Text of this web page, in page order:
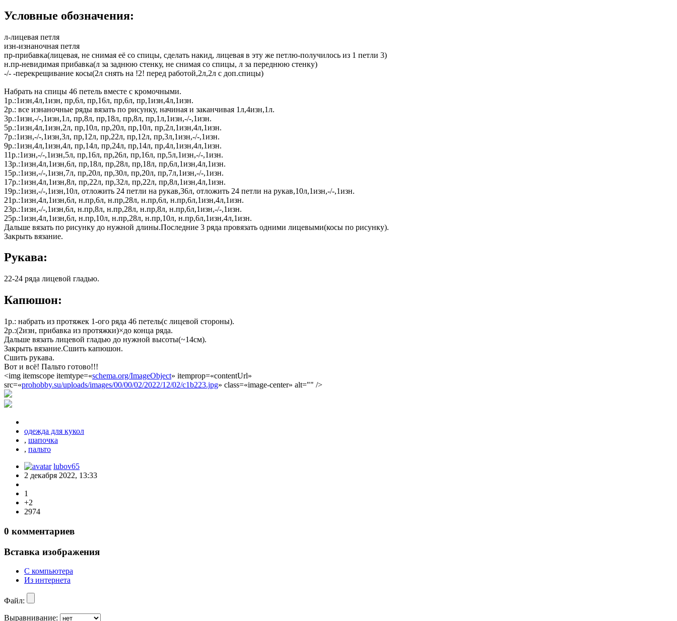
Условные обозначения:
л-лицевая петля
изн-изнаночная петля
пр-прибавка(лицевая, не снимая её со спицы, сделать накид, лицевая в эту же петлю-получилось из 1 петли 3)
н.пр-невидимая прибавка(л за заднюю стенку, не снимая со спицы, л за переднюю стенку)
-/- -перекрещивание косы(2л снять на !2! перед работой,2л,2л с доп.спицы)
Набрать на спицы 46 петель вместе с кромочными.
1р.:1изн,4л,1изн, пр,6л, пр,16л, пр,6л, пр,1изн,4л,1изн.
2р.: все изнаночные ряды вязать по рисунку, начиная и заканчивая 1л,4изн,1л.
3р.:1изн,-/-,1изн,1л, пр,8л, пр,18л, пр,8л, пр,1л,1изн,-/-,1изн.
5р.:1изн,4л,1изн,2л, пр,10л, пр,20л, пр,10л, пр,2л,1изн,4л,1изн.
7р.:1изн,-/-,1изн,3л, пр,12л, пр,22л, пр,12л, пр,3л,1изн,-/-,1изн.
9р.:1изн,4л,1изн,4л, пр,14л, пр,24л, пр,14л, пр,4л,1изн,4л,1изн.
11р.:1изн,-/-,1изн,5л, пр,16л, пр,26л, пр,16л, пр,5л,1изн,-/-,1изн.
13р.:1изн,4л,1изн,6л, пр,18л, пр,28л, пр,18л, пр,6л,1изн,4л,1изн.
15р.:1изн,-/-,1изн,7л, пр,20л, пр,30л, пр,20л, пр,7л,1изн,-/-,1изн.
17р.:1изн,4л,1изн,8л, пр,22л, пр,32л, пр,22л, пр,8л,1изн,4л,1изн.
19р.:1изн,-/-,1изн,10л, отложить 24 петли на рукав,36л, отложить 24 петли на рукав,10л,1изн,-/-,1изн.
21р.:1изн,4л,1изн,6л, н.пр,6л, н.пр,28л, н.пр,6л, н.пр,6л,1изн,4л,1изн.
23р.:1изн,-/-,1изн,6л, н.пр,8л, н.пр,28л, н.пр,8л, н.пр,6л,1изн,-/-,1изн.
25р.:1изн,4л,1изн,6л, н.пр,10л, н.пр,28л, н.пр,10л, н.пр,6л,1изн,4л,1изн.
Дальше вязать по рисунку до нужной длины.Последние 3 ряда провязать одними лицевыми(косы по рисунку).
Закрыть вязание.
Рукава:
22-24 ряда лицевой гладью.
Капюшон:
1р.: набрать из протяжек 1-ого ряда 46 петель(с лицевой стороны).
2р.:(2изн, прибавка из протяжки)×до конца ряда.
Дальше вязать лицевой гладью до нужной высоты(~14см).
Закрыть вязание.Сшить капюшон.
Сшить рукава.
Вот и всё! Пальто готово!!!
<img itemscope itemtype=«schema.org/ImageObject» itemprop=«contentUrl»
src=«prohobby.su/uploads/images/00/00/02/2022/12/02/c1b223.jpg» class=«image-center» alt="" />
одежда для кукол
, шапочка
, пальто
lubov65
2 декабря 2022, 13:33
1
+2
2974
0 комментариев
Вставка изображения
С компьютера
Из интернета
Файл:
Выравнивание: